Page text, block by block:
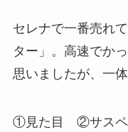
セレナで一番売れ
ター」。高速でか
思いましたが、一
①見た目 ②サスペ